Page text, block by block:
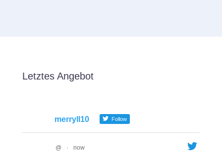
Letztes Angebot
merryll10 Follow
@ · now